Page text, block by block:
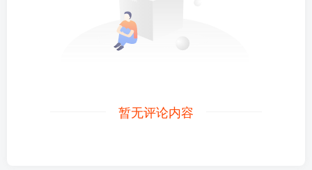
暂无评论内容